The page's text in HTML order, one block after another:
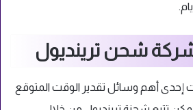
شحن ترينديول
إحدى أهم وسائل تقدير الوقت المتوقع